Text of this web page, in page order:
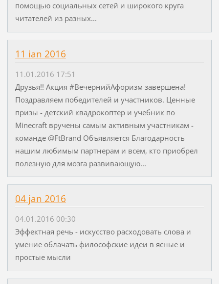
помощью социальных сетей и широкого круга
читателей из разных...
11 ian 2016
11.01.2016 17:51
Друзья!! Акция #ВечернийАфоризм завершена!
Поздравляем победителей и участников. Ценные
призы - детский квадрокоптер и учебник по
Minecraft вручены самым активным участникам -
команде @FtBrand Объявляется Благодарность
нашим любимым партнерам и всем, кто приобрел
полезную для мозга развивающую...
04 jan 2016
04.01.2016 00:30
Эффектная речь - искусство расходовать слова и
умение облачать философские идеи в ясные и
простые мысли